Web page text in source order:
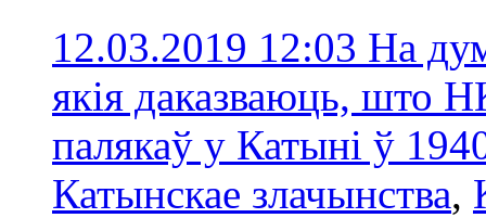
12.03.2019 12:03 На
якія даказваюць, што
палякаў у Катыні ў
Катынскае злачынства,